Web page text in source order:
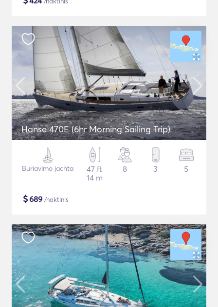
Hanse 470E (6hr Morning Sailing Trip)
Buriavimo jachta
47 ft
14 m
8 3 5
$689 /naktinis